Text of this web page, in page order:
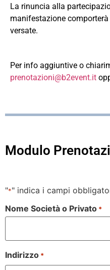
La rinuncia alla
manifestazione
versate.
Per info aggiuntive o
prenotazioni@b2event.it
Modulo
"*" indica i campi
Nome Società o Privato *
Indirizzo *